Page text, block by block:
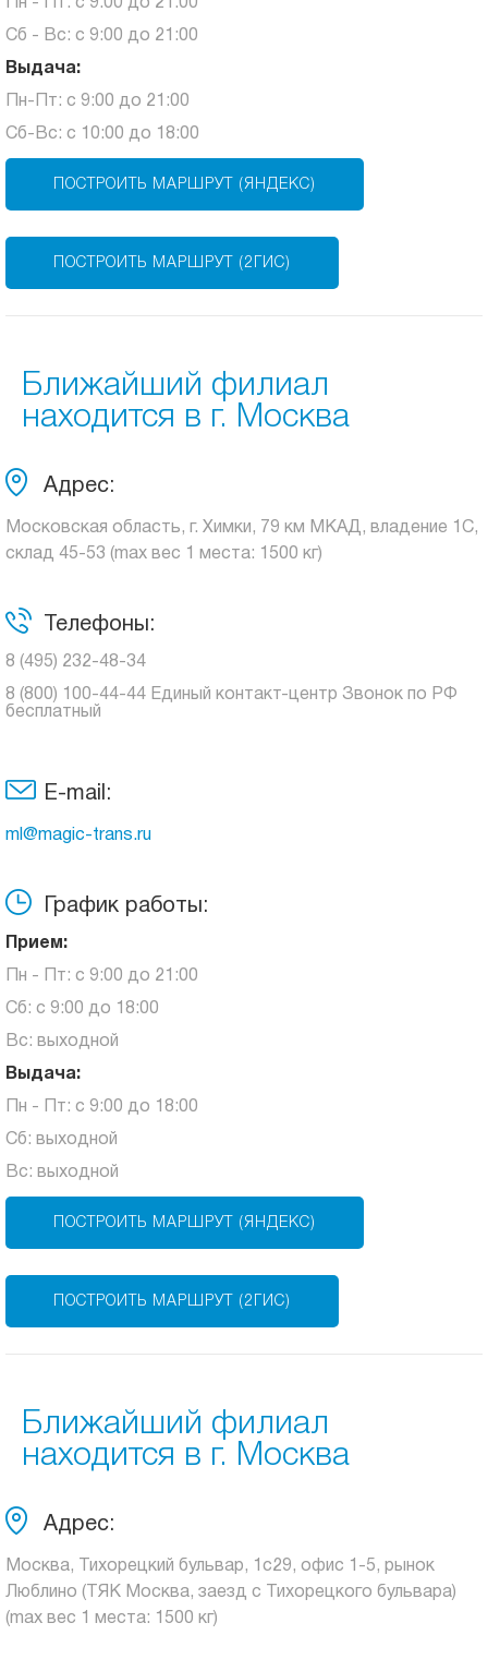
Пн - Пт: с 9:00 до 21:00
Сб - Вс: с 9:00 до 21:00
Выдача:
Пн-Пт: с 9:00 до 21:00
Сб-Вс: с 10:00 до 18:00
ПОСТРОИТЬ МАРШРУТ (ЯНДЕКС)
ПОСТРОИТЬ МАРШРУТ (2ГИС)
Ближайший филиал
находится в г. Москва
Адрес:
Московская область, г. Химки, 79 км МКАД, владение 1С,
склад 45-53 (max вес 1 места: 1500 кг)
Телефоны:
8 (495) 232-48-34
8 (800) 100-44-44 Единый контакт-центр Звонок по РФ
бесплатный
E-mail:
ml@magic-trans.ru
График работы:
Прием:
Пн - Пт: с 9:00 до 21:00
Сб: с 9:00 до 18:00
Вс: выходной
Выдача:
Пн - Пт: с 9:00 до 18:00
Сб: выходной
Вс: выходной
ПОСТРОИТЬ МАРШРУТ (ЯНДЕКС)
ПОСТРОИТЬ МАРШРУТ (2ГИС)
Ближайший филиал
находится в г. Москва
Адрес:
Москва, Тихорецкий бульвар, 1с29, офис 1-5, рынок
Люблино (ТЯК Москва, заезд с Тихорецкого бульвара)
(max вес 1 места: 1500 кг)